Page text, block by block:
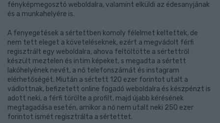
fényképmegosztó weboldalra, valamint elküldi az édesanyjának
és a munkahelyére is.
A fenyegetések a sértettben komoly félelmet keltettek, de
nem tett eleget a követeléseknek, ezért a megvádolt férfi
regisztrált egy weboldalra, ahova feltöltötte a sértettről
készült meztelen és intim képeket, s megadta a sértett
lakóhelyének nevét, a nő telefonszámát és instagram
elérhetőségét. Miután a sértett 120 ezer forintot utalt a
vádlottnak, befizetett online fogadó weboldalra és készpénzt is
adott neki, a férfi törölte a profilt, majd újabb kérésének
megtagadása esetén, amikor a nő nem utalt neki 250 ezer
forintot ismét regisztrálta a sértettet.